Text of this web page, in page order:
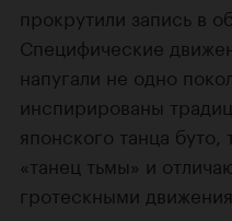
прокрутили запись в
Специфические
напугали не одно
инспирированы
японского танца буто,
«танец тьмы» и
гротескными